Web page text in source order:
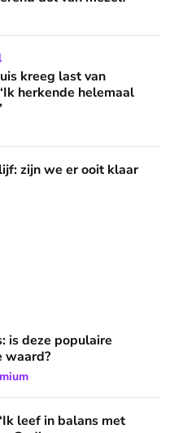
angstaanvallen: ‘Ik
kreeg last van
herkende helemaal
klaar mee?
zijn we er ooit klaar
workout de hype waard?
is deze populaire
waard?
met muziek, familie en
leef in balans met